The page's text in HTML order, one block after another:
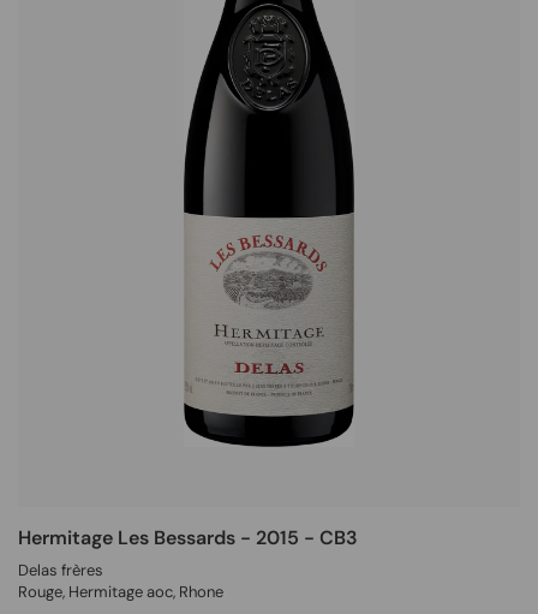
Hermitage Les Bessards - 2015 - CB3
Delas frères
Rouge, Hermitage aoc, Rhone